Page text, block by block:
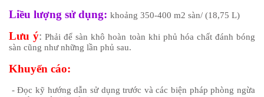
Liều lượng sử dụng: khoảng 350-400 m2 sàn/ (18,75 L)
Lưu ý: Phải để sàn khô hoàn toàn khi phủ hóa chất đánh bóng
sàn cũng như những lần phủ sau.
Khuyến cáo:
- Đọc kỹ hướng dẫn sử dụng trước và các biện pháp phòng ngừa